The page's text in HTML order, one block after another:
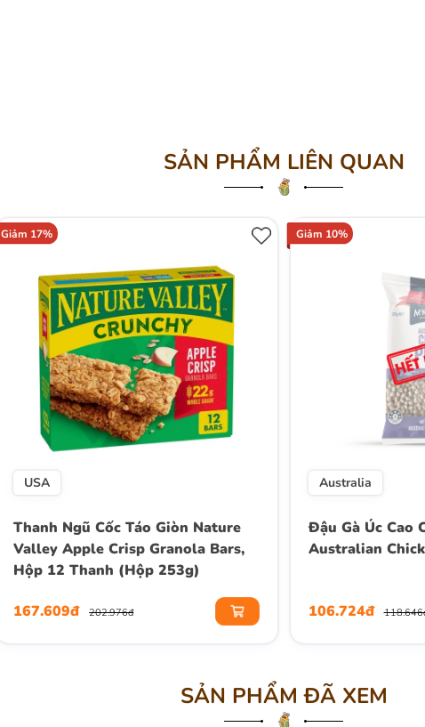
SẢN PHẨM LIÊN QUAN
Giảm 17%
USA
Thanh Ngũ Cốc Táo Giòn Nature
Valley Apple Crisp Granola Bars,
Hộp 12 Thanh (Hộp 253g)
167.609đ 202.976đ
Giảm 10%
Australia
Đậu Gà Úc Cao
Australian
106.724đ
SẢN PHẨM ĐÃ XEM